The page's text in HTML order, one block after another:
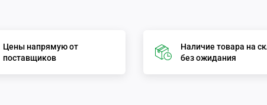
Цены напрямую от
поставщиков
Наличие товара на
без ожидания